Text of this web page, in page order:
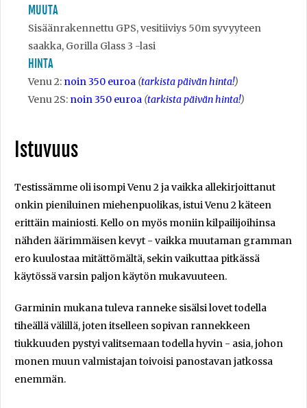
MUUTA
Sisäänrakennettu GPS, vesitiiviys 50m syvyyteen
saakka, Gorilla Glass 3 -lasi
HINTA
Venu 2: noin 350 euroa (tarkista päivän hinta!)
Venu 2S: noin 350 euroa (tarkista päivän hinta!)
Istuvuus
Testissämme oli isompi Venu 2 ja vaikka allekirjoittanut
onkin pieniluinen miehenpuolikas, istui Venu 2 käteen
erittäin mainiosti. Kello on myös moniin kilpailijoihinsa
nähden äärimmäisen kevyt - vaikka muutaman gramman
ero kuulostaa mitättömältä, sekin vaikuttaa pitkässä
käytössä varsin paljon käytön mukavuuteen.
Garminin mukana tuleva ranneke sisälsi lovet todella
tiheällä välillä, joten itselleen sopivan rannekkeen
tiukkuuden pystyi valitsemaan todella hyvin - asia, johon
monen muun valmistajan toivoisi panostavan jatkossa
enemmän.